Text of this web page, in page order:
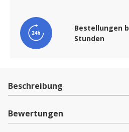
Bestellungen
Stunden
Beschreibung
Bewertungen